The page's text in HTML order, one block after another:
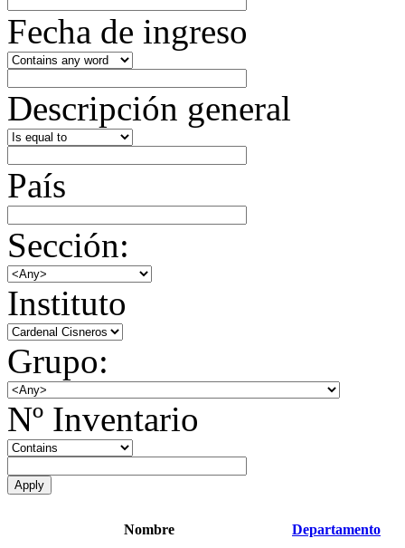
Fecha de ingreso
Descripción general
País
Sección:
Instituto
Grupo:
Nº Inventario
Nombre Departamento